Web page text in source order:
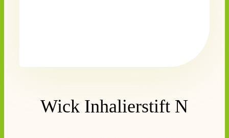
Wick Inhalierstift N